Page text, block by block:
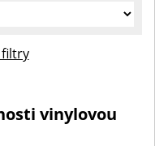
vinylovou